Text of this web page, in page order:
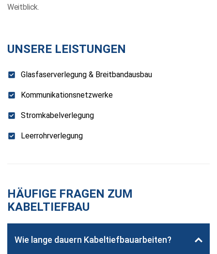
Weitblick.
UNSERE LEISTUNGEN
Glasfaserverlegung & Breitbandausbau
Kommunikationsnetzwerke
Stromkabelverlegung
Leerrohrverlegung
HÄUFIGE FRAGEN ZUM
KABELTIEFBAU
Wie lange dauern Kabeltiefbauarbeiten?